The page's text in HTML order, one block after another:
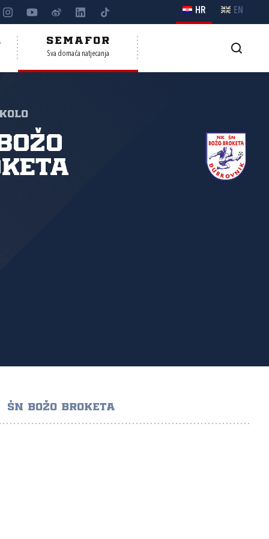
HR EN
SEMAFOR
Sva domaća natjecanja
ŠN BOŽO BROKETA